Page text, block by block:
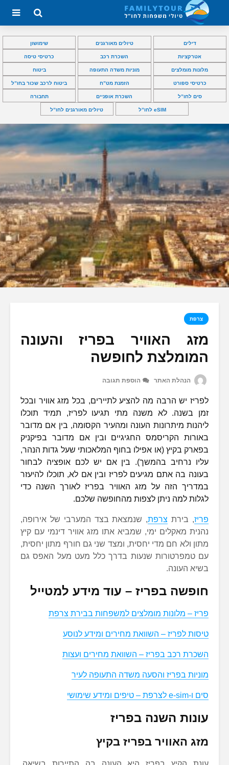
דילים טיולים מאורגנים שימושון
אטרקציות השכרת רכב כרטיסי טיסה
מלונות מומלצים מוניות משדה התעופה ביטוח
כרטיסי ספורט הזמנת מט”ח ביטוח לרכב שכור בחו”ל
סים לחו”ל השכרת אופניים תחבורה
eSIM לחו”ל טיולים מאורגנים לחו”ל
צרפת
מזג האוויר בפריז והעונה
המומלצת לחופשה
הנהלת האתר הוספת תגובה
לפריז יש הרבה מה להציע לתיירים, בכל מזג אוויר ובכל
זמן בשנה. לא משנה מתי תגיעו לפריז, תמיד תוכלו
ליהנות מיתרונות העונה ומהעיר הקסומה, בין אם מדובר
באורות הקריסמס החגיגיים ובין אם מדובר בפיקניק
בפארק בקיץ (או אפילו בחוף המלאכותי שעל גדות הנהר,
עליו נרחיב בהמשך). בין אם יש לכם אופציה לבחור
בעונה בה אתם מגיעים לפריז ובין אם לא, תוכלו להיעזר
במדריך הזה על מזג האוויר בפריז לאורך השנה כדי
לגלות למה ניתן לצפות מהחופשה שלכם.
פריז, בירת צרפת, שנמצאת בצד המערבי של אירופה,
נהנית מאקלים ימי, שמביא אתו מזג אוויר דינמי עם קיץ
מתון ולא חם מדי יחסית, ומצד שני גם חורף מתון יחסית,
עם טמפרטורות שנעות בדרך כלל מעט מעל האפס גם
בשיא העונה.
חופשה בפריז – עוד מידע למטייל
פריז – מלונות מומלצים למשפחות בבירת צרפת
טיסות לפריז – השוואת מחירים ומידע לנוסע
השכרת רכב בפריז – השוואת מחירים ועצות
מוניות בפריז והסעה משדה התעופה לעיר
סים ו-e-sim לצרפת – טיפים ומידע שימושי
עונות השנה בפריז
מזג האוויר בפריז בקיץ